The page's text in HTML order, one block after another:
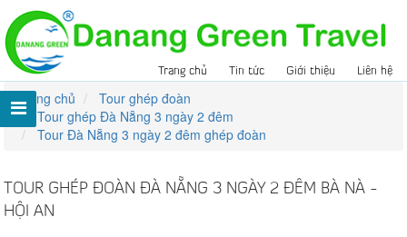
Trang chủ Tin tức Giới thiệu Liên hệ
Trang chủ
Tour ghép đoàn
Tour ghép Đà Nẵng 3 ngày 2 đêm
Tour Đà Nẵng 3 ngày 2 đêm ghép đoàn
TOUR GHÉP ĐOÀN ĐÀ NẴNG 3 NGÀY 2 ĐÊM BÀ NÀ -
HỘI AN